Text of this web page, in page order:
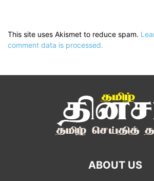
This site uses Akismet to reduce spam.
comment data is processed.
ABOUT US